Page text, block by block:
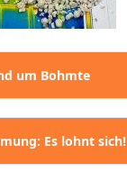
um Bohmte
Es lohnt sich!